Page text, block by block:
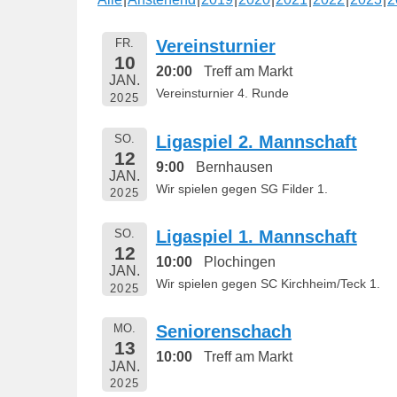
e
M
a
0
FR.
10
JAN.
2025
Vereinsturnier
20:00 Treff am Markt
Vereinsturnier 4. Runde
SO.
12
JAN.
2025
Ligaspiel 2. Mannschaft
9:00 Bernhausen
Wir spielen gegen SG Filder 1.
SO.
12
JAN.
2025
Ligaspiel 1. Mannschaft
10:00 Plochingen
Wir spielen gegen SC Kirchheim/Teck 1.
MO.
13
JAN.
2025
Seniorenschach
10:00 Treff am Markt